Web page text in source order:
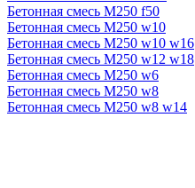
Бетонная смесь М250 f50
Бетонная смесь М250 w10
Бетонная смесь М250 w10 w16
Бетонная смесь М250 w12 w18
Бетонная смесь М250 w6
Бетонная смесь М250 w8
Бетонная смесь М250 w8 w14